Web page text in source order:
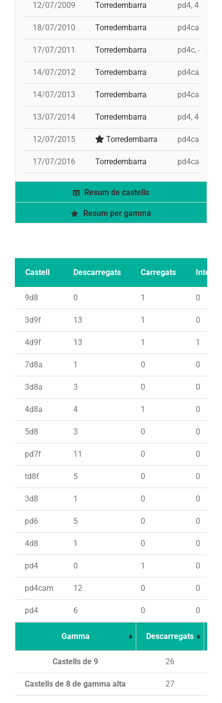
12/07/2009 Torredembarra pd4, 4d8a,
18/07/2010 Torredembarra pd4cam,
17/07/2011 Torredembarra pd4c,
14/07/2012 Torredembarra pd4cam,
14/07/2013 Torredembarra pd4cam,
13/07/2014 Torredembarra pd4, 4d9f,
12/07/2015 Torredembarra pd4cam,
17/07/2016 Torredembarra pd4cam,
Resum de castells
Resum per gamma
Castell Descarregats Carregats Intents
9d8 0 1 0
3d9f 13 1 0
4d9f 13 1 1
7d8a 1 0 0
3d8a 3 0 0
4d8a 4 1 0
5d8 3 0 0
pd7f 11 0 0
td8f 5 0 0
3d8 1 0 0
pd6 5 0 0
4d8 1 0 0
pd4 0 1 0
pd4cam 12 0 0
pd4 6 0 0
Gamma Descarregats
Castells de 9 26
Castells de 8 de gamma alta 27